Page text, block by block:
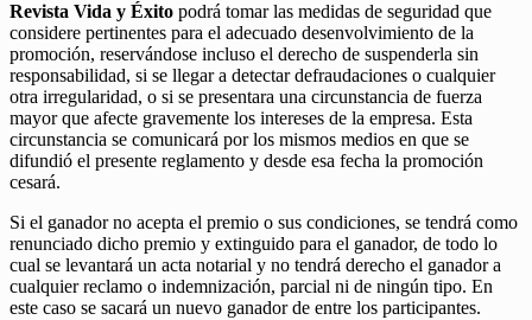
Revista Vida y Éxito podrá tomar las medidas de seguridad que
considere pertinentes para el adecuado desenvolvimiento de la
promoción, reservándose incluso el derecho de suspenderla sin
responsabilidad, si se llegar a detectar defraudaciones o cualquier
otra irregularidad, o si se presentara una circunstancia de fuerza
mayor que afecte gravemente los intereses de la empresa. Esta
circunstancia se comunicará por los mismos medios en que se
difundió el presente reglamento y desde esa fecha la promoción
cesará.
Si el ganador no acepta el premio o sus condiciones, se tendrá como
renunciado dicho premio y extinguido para el ganador, de todo lo
cual se levantará un acta notarial y no tendrá derecho el ganador a
cualquier reclamo o indemnización, parcial ni de ningún tipo. En
este caso se sacará un nuevo ganador de entre los participantes.